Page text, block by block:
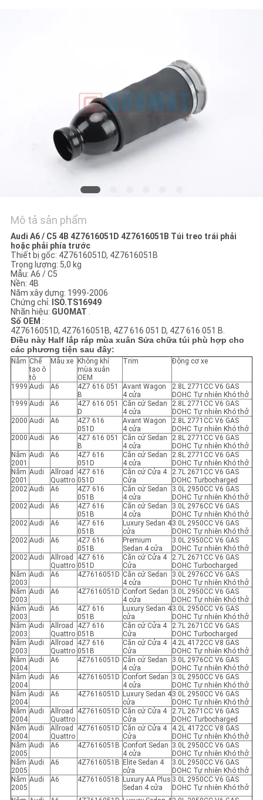
PRIVACY
POLICY
Mô tả sản phẩm
Audi A6 / C5 4B 4Z7616051D 4Z7616051B Túi treo trái phải
hoặc phải phía trước
Thiết bị gốc: 4Z7616051D, 4Z7616051B
Trọng lượng: 5,0 kg
Mẫu: A6 / C5
Nền: 4B
Năm xây dựng: 1999-2006
Chứng chỉ: ISO.TS16949
Nhãn hiệu: GUOMAT .
Số OEM :
4Z7616051D, 4Z7616051B, 4Z7 616 051 D, 4Z7 616 051 B.
Điều này Half lắp ráp mùa xuân Sửa chữa túi phù hợp cho
các phương tiện sau đây:
Năm Chế
tạo ô
tô
Mẫu xe
Không khí
mùa xuân
OEM
Trim Động cơ xe
1999 Audi A6
4Z7 616 051
B
Avant Wagon
4 cửa
2.8L 2771CC V6 GAS
DOHC Tự nhiên Khó thở
1999 Audi A6
4Z7 616 051
D
Căn cứ Sedan
4 cửa
2.8L 2771CC V6 GAS
DOHC Tự nhiên Khó thở
2000 Audi A6
4Z7 616
051D
Avant Wagon
4 cửa
2.8L 2771CC V6 GAS
DOHC Tự nhiên Khó thở
2000 Audi A6
4Z7 616 051
B
Căn cứ Sedan
4 cửa
2.8L 2771CC V6 GAS
DOHC Tự nhiên Khó thở
Năm
2001
Audi A6
4Z7 616
051D
Căn cứ Sedan
4 cửa
2.8L 2771CC V6 GAS
DOHC Tự nhiên Khó thở
Năm
2001
Audi
Allroad
Quattro
4Z7 616
051D
Căn cứ Cửa 4
Cửa
2.7L 2671CC V6 GAS
DOHC Turbocharged
2002 Audi A6
4Z7 616
051B
Căn cứ Sedan
4 cửa
3.0L 2950CC V6 GAS
DOHC Tự nhiên Khó thở
2002 Audi A6
4Z7 616
051B
Căn cứ Sedan
4 cửa
3.0L 2976CC V6 GAS
DOHC Tự nhiên Khó thở
2002 Audi A6
4Z7 616
051B
Luxury Sedan 4
cửa
3.0L 2950CC V6 GAS
DOHC Tự nhiên Khó thở
2002 Audi A6
4Z7 616
051B
Premium
Sedan 4 cửa
3.0L 2950CC V6 GAS
DOHC Tự nhiên Khó thở
2002 Audi
Allroad
Quattro
4Z7 616
051D
Căn cứ Cửa 4
Cửa
2.7L 2671CC V6 GAS
DOHC Turbocharged
Năm
2003
Audi A6 4Z7616051D Căn cứ Sedan
4 cửa
3.0L 2976CC V6 GAS
DOHC Tự nhiên Khó thở
Năm
2003
Audi A6 4Z7616051D Confort Sedan
4 cửa
3.0L 2950CC V6 GAS
DOHC Tự nhiên Khó thở
Năm
2003
Audi A6
4Z7 616
051B
Luxury Sedan 4
cửa
3.0L 2950CC V6 GAS
DOHC Tự nhiên Khó thở
Năm
2003
Audi
Allroad
Quattro
4Z7 616
051B
Căn cứ Cửa 4
Cửa
2.7L 2671CC V6 GAS
DOHC Turbocharged
Năm
2003
Audi
Allroad
Quattro
4Z7 616
051B
Căn cứ Cửa 4
Cửa
4.2L 4172CC V8 GAS
DOHC Tự nhiên Khó thở
Năm
2004
Audi A6 4Z7616051D Căn cứ Sedan
4 cửa
3.0L 2976CC V6 GAS
DOHC Tự nhiên Khó thở
Năm
2004
Audi A6 4Z7616051D Confort Sedan
4 cửa
3.0L 2950CC V6 GAS
DOHC Tự nhiên Khó thở
Năm
2004
Audi A6 4Z7616051D Luxury Sedan 4
cửa
3.0L 2950CC V6 GAS
DOHC Tự nhiên Khó thở
Năm
2004
Audi
Allroad
Quattro
4Z7616051D Căn cứ Cửa 4
Cửa
2.7L 2671CC V6 GAS
DOHC Turbocharged
Năm
2004
Audi
Allroad
Quattro
4Z7616051D Căn cứ Cửa 4
Cửa
4.2L 4172CC V8 GAS
DOHC Tự nhiên Khó thở
Năm
2005
Audi A6 4Z7616051B Confort Sedan
4 cửa
3.0L 2950CC V6 GAS
DOHC Tự nhiên Khó thở
Năm
2005
Audi A6 4Z7616051B Elite Sedan 4
cửa
3.0L 2950CC V6 GAS
DOHC Tự nhiên Khó thở
Năm
2005
Audi A6 4Z7616051B Luxury AA Plus
Sedan 4 cửa
3.0L 2950CC V6 GAS
DOHC Tự nhiên Khó thở